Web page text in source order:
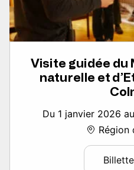
Visite guidée du
naturelle et
Du 1 janvier 2026
Région